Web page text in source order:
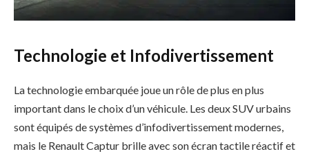
Technologie et Infodivertissement
La technologie embarquée joue un rôle de plus en plus
important dans le choix d’un véhicule. Les deux SUV urbains
sont équipés de systèmes d’infodivertissement modernes,
mais le Renault Captur brille avec son écran tactile réactif et